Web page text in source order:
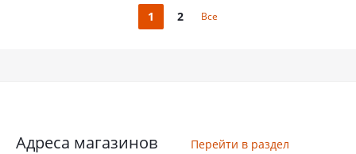
1 2 Все
Адреса магазинов Перейти в раздел